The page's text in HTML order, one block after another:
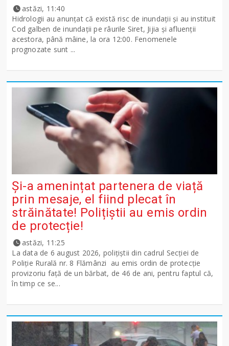
astăzi, 11:40
Hidrologii au anunțat că există risc de inundații și au instituit
Cod galben de inundații pe râurile Siret, Jijia și afluenții
acestora, până mâine, la ora 12:00. Fenomenele
prognozate sunt ...
Și-a amenințat partenera de viață
prin mesaje, el fiind plecat în
străinătate! Polițiștii au emis ordin
de protecție!
astăzi, 11:25
La data de 6 august 2026, polițiștii din cadrul Secției de
Poliție Rurală nr. 8 Flămânzi au emis ordin de protecție
provizoriu față de un bărbat, de 46 de ani, pentru faptul că,
în timp ce se...